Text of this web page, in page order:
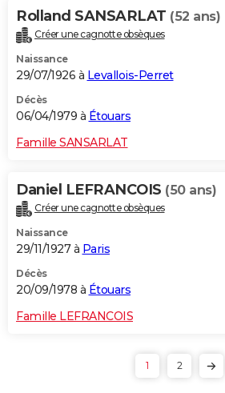
Rolland SANSARLAT (52 ans)
Créer une cagnotte obsèques
Naissance
29/07/1926 à Levallois-Perret
Décès
06/04/1979 à Étouars
Famille SANSARLAT
Daniel LEFRANCOIS (50 ans)
Créer une cagnotte obsèques
Naissance
29/11/1927 à Paris
Décès
20/09/1978 à Étouars
Famille LEFRANCOIS
1 2